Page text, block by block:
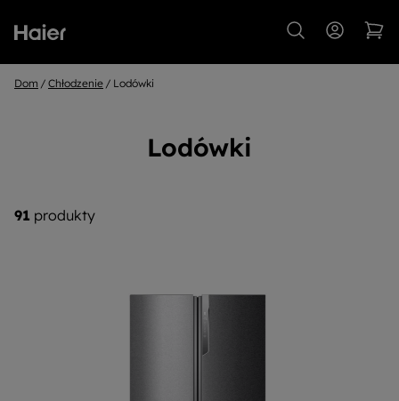
Dom Chłodzenie Lodówki
Lodówki
91 produkty